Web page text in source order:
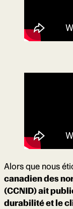
Alors que nous
canadien des
(CCNID) ait
durabilité et le